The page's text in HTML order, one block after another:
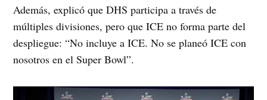
Además, explicó que DHS participa a través de
múltiples divisiones, pero que ICE no forma parte del
despliegue: “No incluye a ICE. No se planeó ICE con
nosotros en el Super Bowl”.